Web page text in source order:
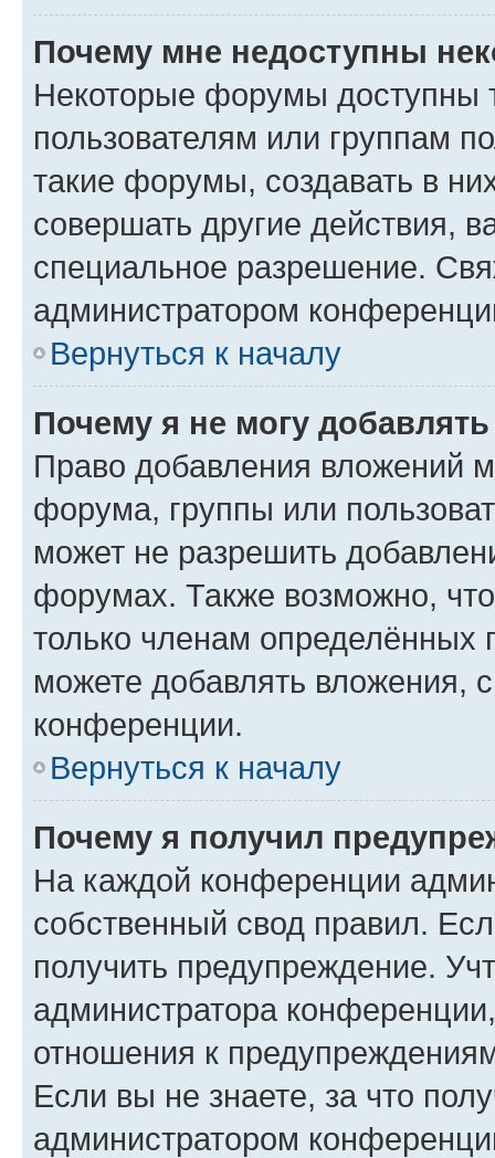
Почему мне недоступны
Некоторые форумы доступны
пользователям или группам
такие форумы, создавать в
совершать другие действия,
специальное разрешение.
администратором
Вернуться к началу
Почему я не могу
Право добавления вложений
форума, группы или
может не разрешить
форумах. Также возможно,
только членам определённых
можете добавлять вложения,
конференции.
Вернуться к началу
Почему я получил
На каждой конференции
собственный свод правил.
получить предупреждение.
администратора
отношения к
Если вы не знаете, за что
администратором